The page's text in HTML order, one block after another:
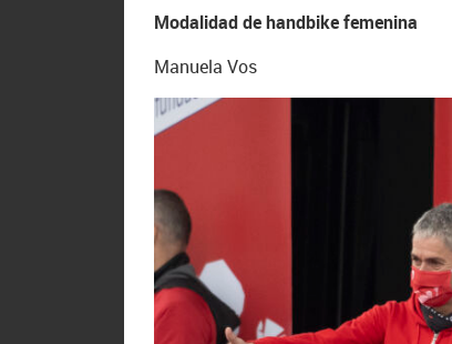
Modalidad de handbike femenina
Manuela Vos